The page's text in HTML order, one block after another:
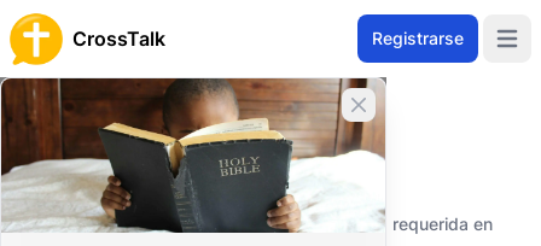
CrossTalk Registrarse
Cerrar banner
Inicio
Archivo de Preguntas
Culto y Ritual
Rituales
¿Es la dedicación de niños una práctica requerida en